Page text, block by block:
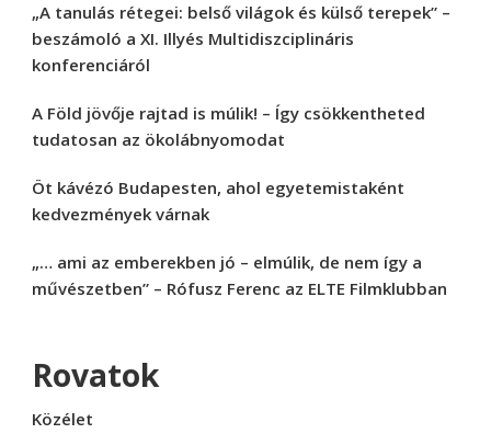
„A tanulás rétegei: belső világok és külső terepek” –
beszámoló a XI. Illyés Multidiszciplináris
konferenciáról
A Föld jövője rajtad is múlik! – Így csökkentheted
tudatosan az ökolábnyomodat
Öt kávézó Budapesten, ahol egyetemistaként
kedvezmények várnak
„… ami az emberekben jó – elmúlik, de nem így a
művészetben” – Rófusz Ferenc az ELTE Filmklubban
Rovatok
Közélet